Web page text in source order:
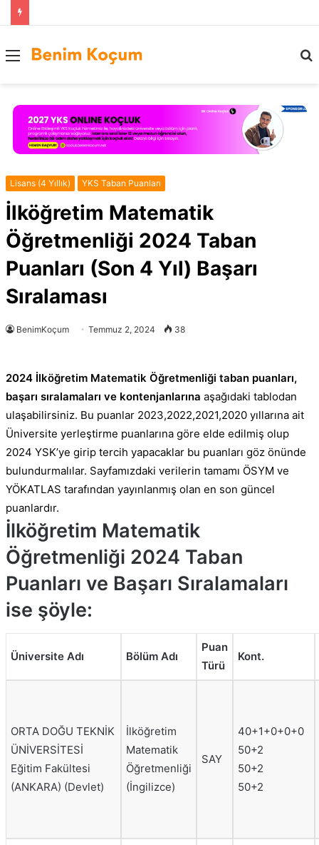
Menü
Lisans (4 Yıllık) YKS Taban Puanları
İlköğretim Matematik
Öğretmenliği 2024 Taban
Puanları (Son 4 Yıl) Başarı
Sıralaması
BenimKoçum Temmuz 2, 2024 38
2024 İlköğretim Matematik Öğretmenliği taban puanları,
başarı sıralamaları ve kontenjanlarına aşağıdaki tablodan
ulaşabilirsiniz. Bu puanlar 2023,2022,2021,2020 yıllarına ait
Üniversite yerleştirme puanlarına göre elde edilmiş olup
2024 YSK’ye girip tercih yapacaklar bu puanları göz önünde
bulundurmalılar. Sayfamızdaki verilerin tamamı ÖSYM ve
YÖKATLAS tarafından yayınlanmış olan en son güncel
puanlardır.
İlköğretim Matematik
Öğretmenliği 2024 Taban
Puanları ve Başarı Sıralamaları
ise şöyle:
Üniversite Adı Bölüm Adı
Puan
Türü
Kont.
ORTA DOĞU TEKNİK
ÜNİVERSİTESİ
Eğitim Fakültesi
(ANKARA) (Devlet)
İlköğretim
Matematik
Öğretmenliği
(İngilizce)
SAY
40+1+0+0+0
50+2
50+2
50+2